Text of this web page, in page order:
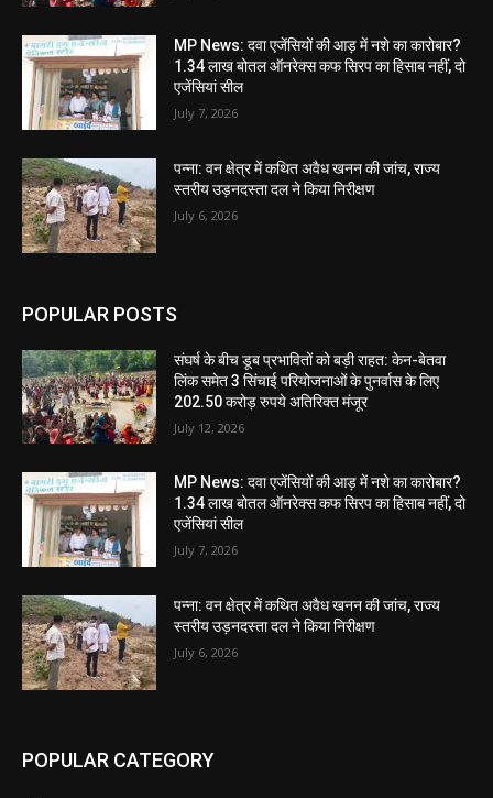
MP News: दवा एजेंसियों की आड़ में नशे का कारोबार?
1.34 लाख बोतल ऑनरेक्स कफ सिरप का हिसाब नहीं, दो
एजेंसियां सील
July 7, 2026
पन्ना: वन क्षेत्र में कथित अवैध खनन की जांच, राज्य
स्तरीय उड़नदस्ता दल ने किया निरीक्षण
July 6, 2026
POPULAR POSTS
संघर्ष के बीच डूब प्रभावितों को बड़ी राहत: केन-बेतवा
लिंक समेत 3 सिंचाई परियोजनाओं के पुनर्वास के लिए
202.50 करोड़ रुपये अतिरिक्त मंजूर
July 12, 2026
MP News: दवा एजेंसियों की आड़ में नशे का कारोबार?
1.34 लाख बोतल ऑनरेक्स कफ सिरप का हिसाब नहीं, दो
एजेंसियां सील
July 7, 2026
पन्ना: वन क्षेत्र में कथित अवैध खनन की जांच, राज्य
स्तरीय उड़नदस्ता दल ने किया निरीक्षण
July 6, 2026
POPULAR CATEGORY